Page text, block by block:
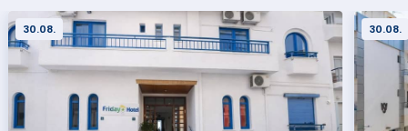
30.08. 30.08.